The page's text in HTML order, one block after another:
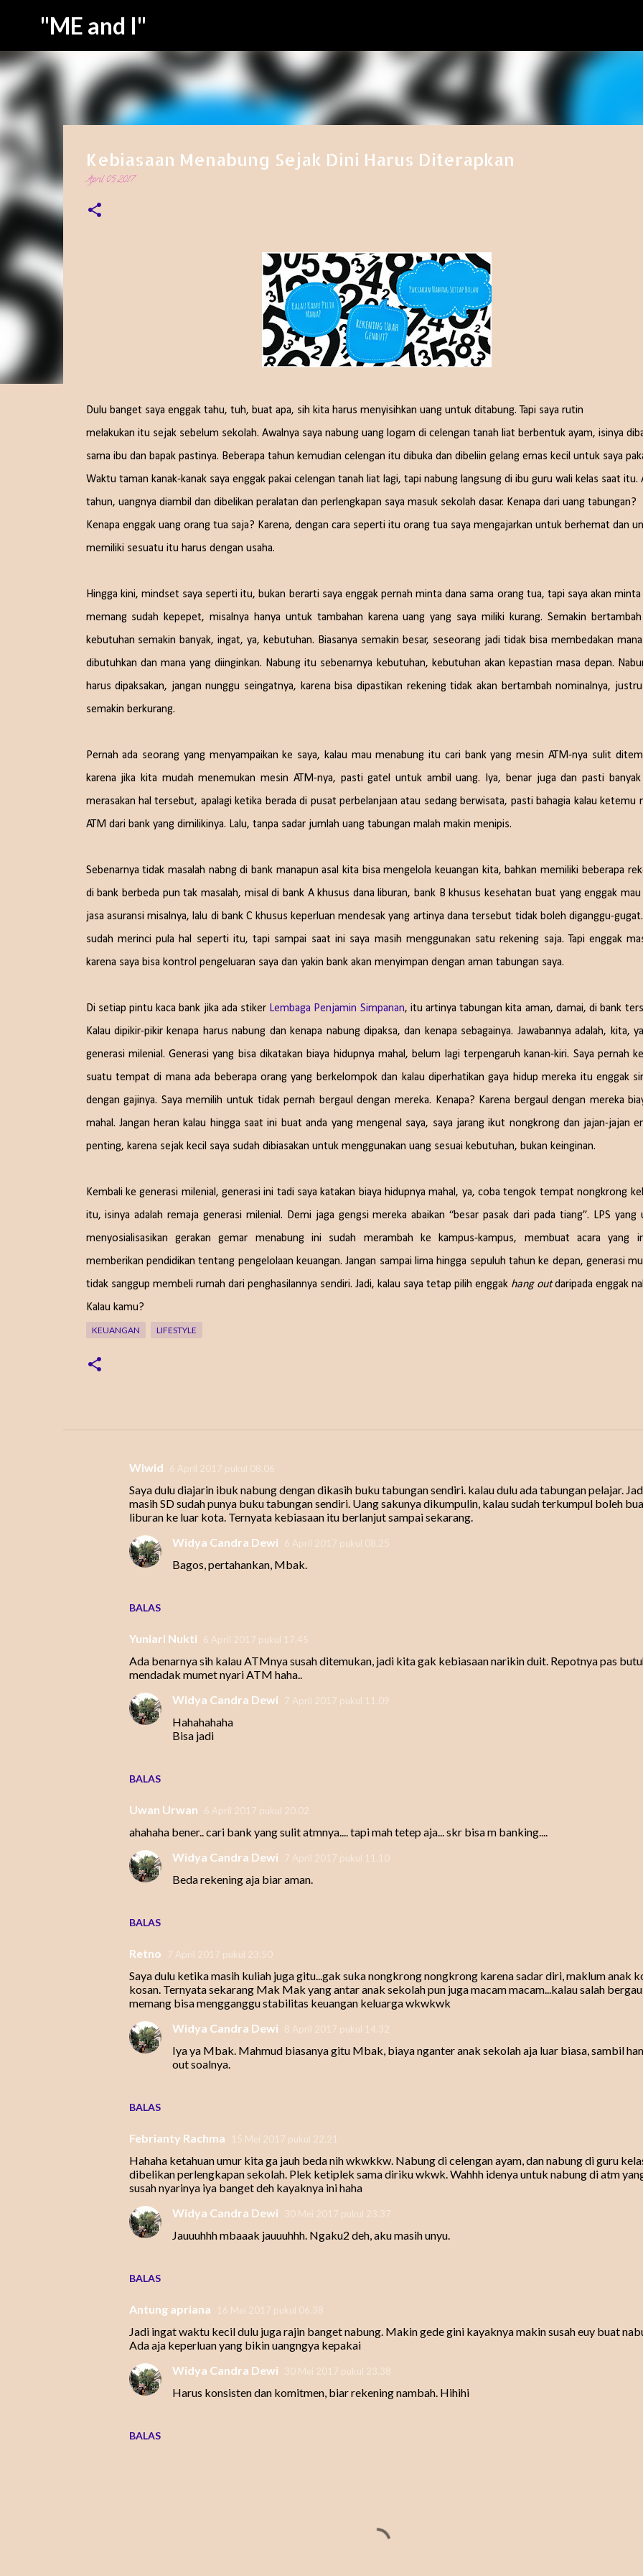
"ME and I"
Kebiasaan Menabung Sejak Dini Harus Diterapkan
April 05, 2017
Dulu banget saya enggak tahu, tuh, buat apa, sih kita harus menyisihkan uang untuk ditabung. Tapi saya rutin
melakukan itu sejak sebelum sekolah. Awalnya saya nabung uang logam di celengan tanah liat berbentuk ayam, isinya
sama ibu dan bapak pastinya. Beberapa tahun kemudian celengan itu dibuka dan dibeliin gelang emas kecil untuk saya
Waktu taman kanak-kanak saya enggak pakai celengan tanah liat lagi, tapi nabung langsung di ibu guru wali kelas saat itu.
tahun, uangnya diambil dan dibelikan peralatan dan perlengkapan saya masuk sekolah dasar. Kenapa dari uang tabungan?
Kenapa enggak uang orang tua saja? Karena, dengan cara seperti itu orang tua saya mengajarkan untuk berhemat dan
memiliki sesuatu itu harus dengan usaha.
Hingga kini, mindset saya seperti itu, bukan berarti saya enggak pernah minta dana sama orang tua, tapi saya akan minta
memang sudah kepepet, misalnya hanya untuk tambahan karena uang yang saya miliki kurang. Semakin
kebutuhan semakin banyak, ingat, ya, kebutuhan. Biasanya semakin besar, seseorang jadi tidak bisa membedakan
dibutuhkan dan mana yang diinginkan. Nabung itu sebenarnya kebutuhan, kebutuhan akan kepastian masa depan.
harus dipaksakan, jangan nunggu seingatnya, karena bisa dipastikan rekening tidak akan bertambah nominalnya,
semakin berkurang.
Pernah ada seorang yang menyampaikan ke saya, kalau mau menabung itu cari bank yang mesin ATM-nya sulit
karena jika kita mudah menemukan mesin ATM-nya, pasti gatel untuk ambil uang. Iya, benar juga dan pasti banyak
merasakan hal tersebut, apalagi ketika berada di pusat perbelanjaan atau sedang berwisata, pasti bahagia kalau ketemu
ATM dari bank yang dimilikinya. Lalu, tanpa sadar jumlah uang tabungan malah makin menipis.
Sebenarnya tidak masalah nabng di bank manapun asal kita bisa mengelola keuangan kita, bahkan memiliki beberapa
di bank berbeda pun tak masalah, misal di bank A khusus dana liburan, bank B khusus kesehatan buat yang enggak mau
jasa asuransi misalnya, lalu di bank C khusus keperluan mendesak yang artinya dana tersebut tidak boleh diganggu-
sudah merinci pula hal seperti itu, tapi sampai saat ini saya masih menggunakan satu rekening saja. Tapi enggak
karena saya bisa kontrol pengeluaran saya dan yakin bank akan menyimpan dengan aman tabungan saya.
Di setiap pintu kaca bank jika ada stiker Lembaga Penjamin Simpanan, itu artinya tabungan kita aman, damai, di bank
Kalau dipikir-pikir kenapa harus nabung dan kenapa nabung dipaksa, dan kenapa sebagainya. Jawabannya adalah, kita,
generasi milenial. Generasi yang bisa dikatakan biaya hidupnya mahal, belum lagi terpengaruh kanan-kiri. Saya pernah
suatu tempat di mana ada beberapa orang yang berkelompok dan kalau diperhatikan gaya hidup mereka itu enggak
dengan gajinya. Saya memilih untuk tidak pernah bergaul dengan mereka. Kenapa? Karena bergaul dengan mereka
mahal. Jangan heran kalau hingga saat ini buat anda yang mengenal saya, saya jarang ikut nongkrong dan jajan-jajan
penting, karena sejak kecil saya sudah dibiasakan untuk menggunakan uang sesuai kebutuhan, bukan keinginan.
Kembali ke generasi milenial, generasi ini tadi saya katakan biaya hidupnya mahal, ya, coba tengok tempat nongkrong
itu, isinya adalah remaja generasi milenial. Demi jaga gengsi mereka abaikan “besar pasak dari pada tiang”. LPS yang
menyosialisasikan gerakan gemar menabung ini sudah merambah ke kampus-kampus, membuat acara yang
memberikan pendidikan tentang pengelolaan keuangan. Jangan sampai lima hingga sepuluh tahun ke depan, generasi
tidak sanggup membeli rumah dari penghasilannya sendiri. Jadi, kalau saya tetap pilih enggak hang outdaripada enggak
Kalau kamu?
KEUANGAN LIFESTYLE
Wiwid 6 April 2017 pukul 08.06
Saya dulu diajarin ibuk nabung dengan dikasih buku tabungan sendiri. kalau dulu ada tabungan pelajar.
masih SD sudah punya buku tabungan sendiri. Uang sakunya dikumpulin, kalau sudah terkumpul boleh
liburan ke luar kota. Ternyata kebiasaan itu berlanjut sampai sekarang.
BALAS
Widya Candra Dewi 6 April 2017 pukul 08.25
Bagos, pertahankan, Mbak.
Yuniari Nukti 6 April 2017 pukul 17.45
Ada benarnya sih kalau ATMnya susah ditemukan, jadi kita gak kebiasaan narikin duit. Repotnya pas
mendadak mumet nyari ATM haha..
BALAS
Widya Candra Dewi 7 April 2017 pukul 11.09
Hahahahaha
Bisa jadi
Uwan Urwan 6 April 2017 pukul 20.02
ahahaha bener.. cari bank yang sulit atmnya.... tapi mah tetep aja... skr bisa m banking....
BALAS
Widya Candra Dewi 7 April 2017 pukul 11.10
Beda rekening aja biar aman.
Retno 7 April 2017 pukul 23.50
Saya dulu ketika masih kuliah juga gitu...gak suka nongkrong nongkrong karena sadar diri, maklum anak
kosan. Ternyata sekarang Mak Mak yang antar anak sekolah pun juga macam macam...kalau salah
memang bisa mengganggu stabilitas keuangan keluarga wkwkwk
BALAS
Widya Candra Dewi 8 April 2017 pukul 14.32
Iya ya Mbak. Mahmud biasanya gitu Mbak, biaya nganter anak sekolah aja luar biasa, sambil
out soalnya.
Febrianty Rachma 15 Mei 2017 pukul 22.21
Hahaha ketahuan umur kita ga jauh beda nih wkwkkw. Nabung di celengan ayam, dan nabung di guru
dibelikan perlengkapan sekolah. Plek ketiplek sama diriku wkwk. Wahhh idenya untuk nabung di atm
susah nyarinya iya banget deh kayaknya ini haha
BALAS
Widya Candra Dewi 30 Mei 2017 pukul 23.37
Jauuuhhh mbaaak jauuuhhh. Ngaku2 deh, aku masih unyu.
Antung apriana 16 Mei 2017 pukul 06.38
Jadi ingat waktu kecil dulu juga rajin banget nabung. Makin gede gini kayaknya makin susah euy buat
Ada aja keperluan yang bikin uangngya kepakai
BALAS
Widya Candra Dewi 30 Mei 2017 pukul 23.38
Harus konsisten dan komitmen, biar rekening nambah. Hihihi